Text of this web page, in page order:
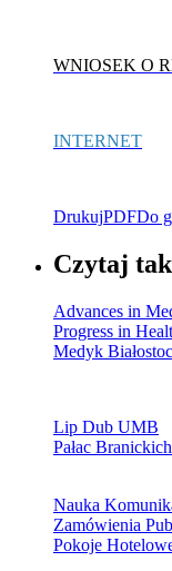
WNIOSEK O
INTERNET
DrukujPDFDo
Czytaj
Advances in
Progress in
Medyk
Lip Dub UMB
Pałac Branickich
Nauka
Zamówienia
Pokoje